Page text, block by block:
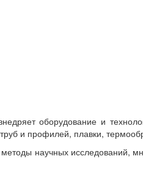
оборудование и
и профилей, плавки,
научных исследований,